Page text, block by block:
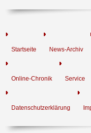
Startseite News-Archiv
Online-Chronik Service
Datenschutzerklärung